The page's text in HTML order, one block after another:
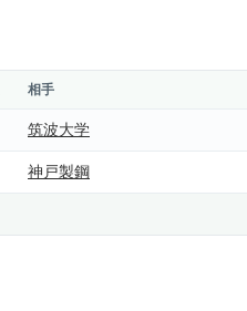
相手
筑波大学
神戸製鋼